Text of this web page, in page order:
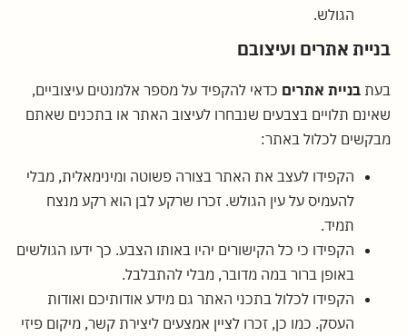
הגולש.
בניית אתרים ועיצובם
בעת בניית אתרים כדאי להקפיד על מספר אלמנטים עיצוביים,
שאינם תלויים בצבעים שנבחרו לעיצוב האתר או בתכנים שאתם
מבקשים לכלול באתר:
הקפידו לעצב את האתר בצורה פשוטה ומינימאלית, מבלי
להעמיס על עין הגולש. זכרו שרקע לבן הוא רקע מנצח
תמיד.
הקפידו כי כל הקישורים יהיו באותו הצבע. כך ידעו הגולשים
באופן ברור במה מדובר, מבלי להתבלבל.
הקפידו לכלול בתכני האתר גם מידע אודותיכם ואודות
העסק. כמו כן, זכרו לציין אמצעים ליצירת קשר, מיקום פיזי